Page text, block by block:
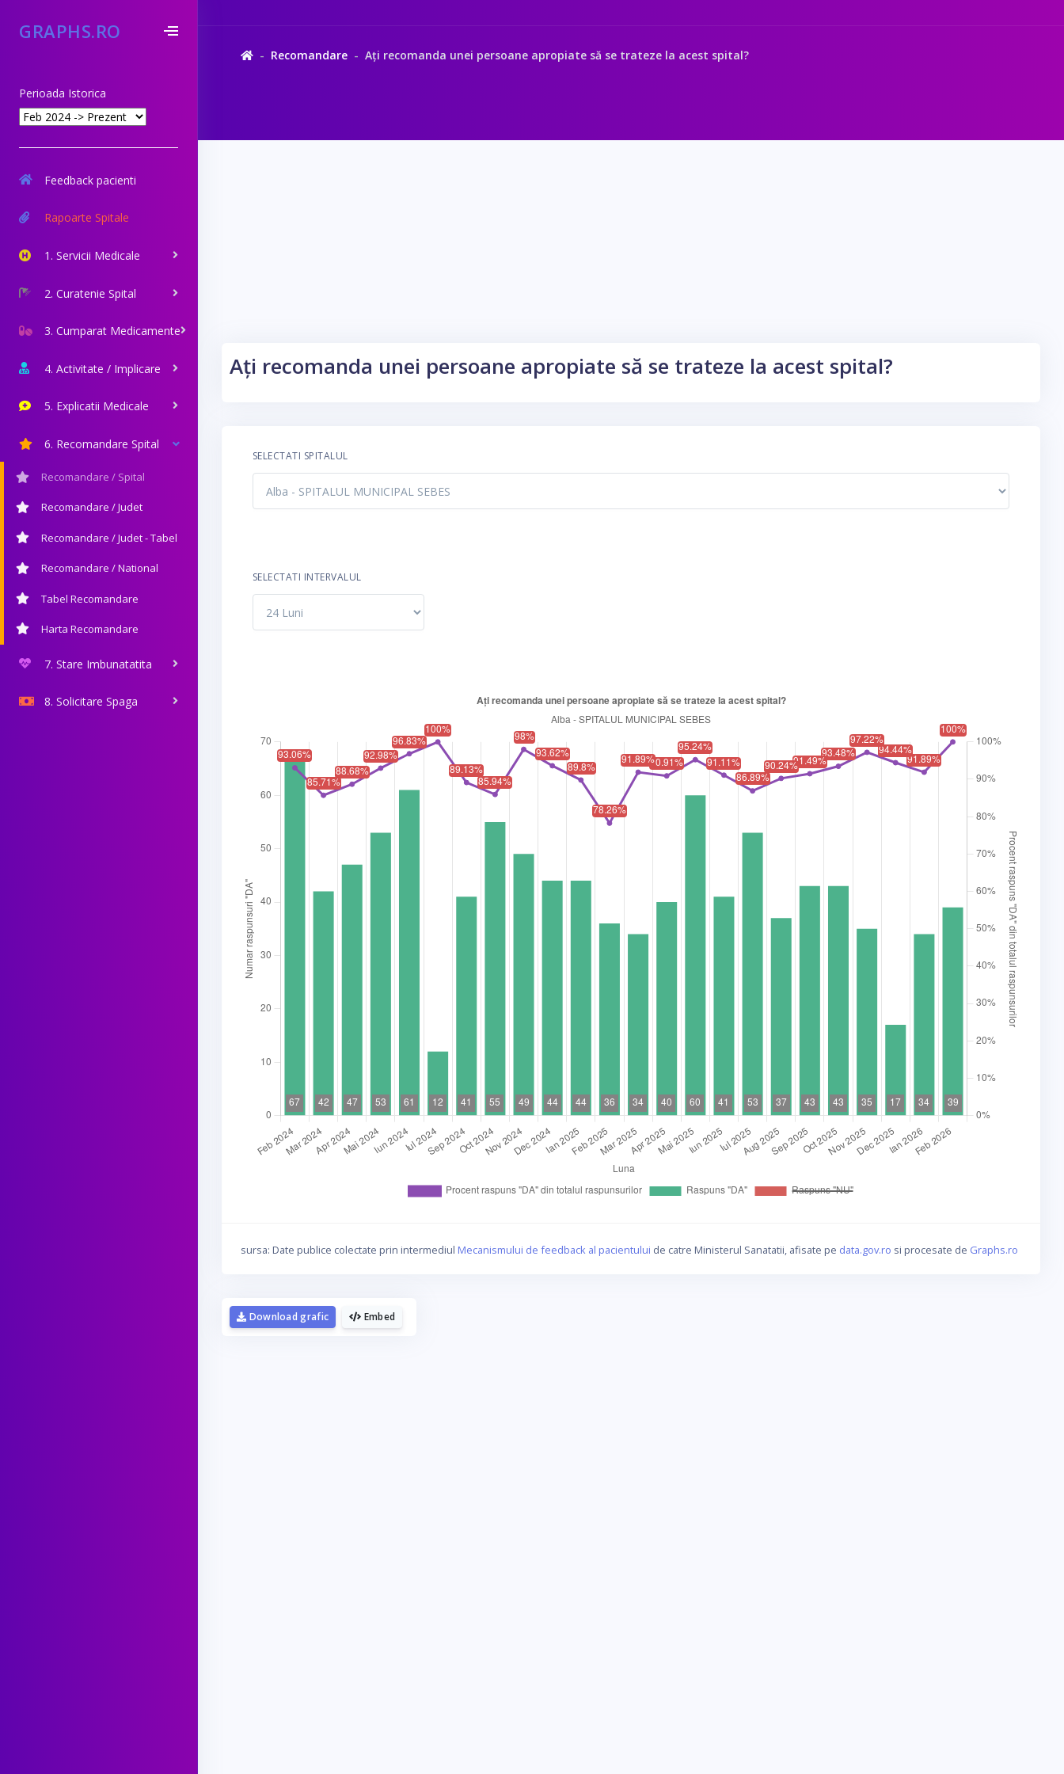
GRAPHS.RO
Perioada Istorica
Feedback pacienti
Rapoarte Spitale
1. Servicii Medicale
2. Curatenie Spital
3. Cumparat Medicamente
4. Activitate / Implicare
5. Explicatii Medicale
6. Recomandare Spital
Recomandare / Spital
Recomandare / Judet
Recomandare / Judet - Tabel
Recomandare / National
Tabel Recomandare
Harta Recomandare
7. Stare Imbunatatita
8. Solicitare Spaga
Recomandare Ați recomanda unei persoane apropiate să se trateze la acest spital?
Ați recomanda unei persoane apropiate să se trateze la acest spital?
SELECTATI SPITALUL
SELECTATI INTERVALUL
sursa: Date publice colectate prin intermediul Mecanismului de feedback al pacientului de catre Ministerul Sanatatii, afisate pe data.gov.ro si procesate de Graphs.ro
Embed
Download grafic
La fel cum tie iti plac graficele, mie imi